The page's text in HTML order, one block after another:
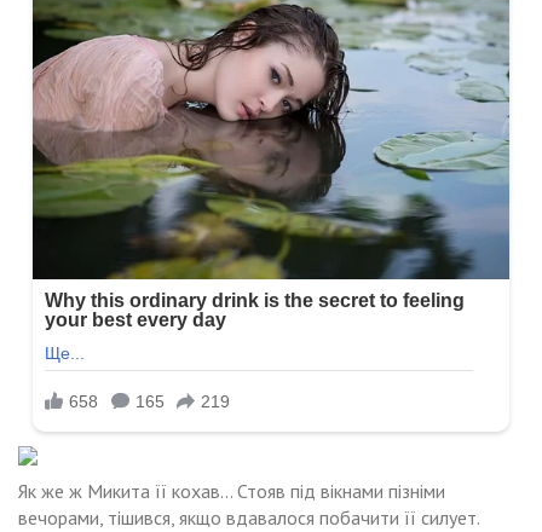
Як же ж Микита її кохав… Стояв під вікнами пізніми
вечорами, тішився, якщо вдавалося побачити її силует.